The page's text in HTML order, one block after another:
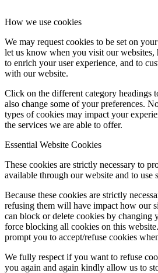
How we use cookies
We may request cookies to be set on
let us know when you visit our
to enrich your user experience, and to
with our website.
Click on the different category headings
also change some of your preferences.
types of cookies may impact your
the services we are able to offer.
Essential Website Cookies
These cookies are strictly necessary to
available through our website and to use
Because these cookies are strictly
refusing them will have impact how our
can block or delete cookies by changing
force blocking all cookies on this
prompt you to accept/refuse cookies
We fully respect if you want to refuse
you again and again kindly allow us to